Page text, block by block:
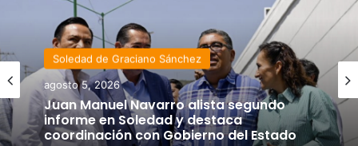
Soledad de Graciano Sánchez
agosto 5, 2026
Juan Manuel Navarro alista segundo
informe en Soledad y destaca
coordinación con Gobierno del Estado